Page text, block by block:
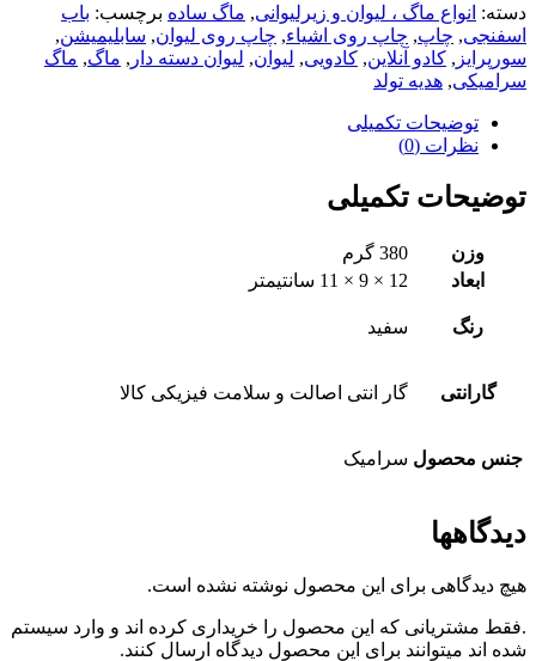
دسته: انواع ماگ ، لیوان و زیرلیوانی, ماگ ساده برچسب: باب
اسفنجی, چاپ, چاپ روی اشیاء, چاپ روی لیوان, سابلیمیشن,
سورپرایز , کادو آنلاین, کادویی, لیوان, لیوان دسته دار , ماگ, ماگ
سرامیکی, هدیه تولد
توضیحات تکمیلی
نظرات (0)
توضیحات تکمیلی
وزن
380 گرم
ابعاد
12 × 9 × 11 سانتیمتر
رنگ سفید
گارانتی گار انتی اصالت و سلامت فیزیکی کالا
جنس محصول سرامیک
دیدگاهها
هیچ دیدگاهی برای این محصول نوشته نشده است.
.فقط مشتریانی که این محصول را خریداری کرده اند و وارد سیستم
شده اند میتوانند برای این محصول دیدگاه ارسال کنند.